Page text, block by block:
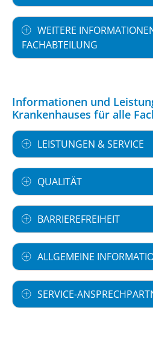
WEITERE
FACHABTEILUNG
Informationen und
Krankenhauses für alle
LEISTUNGEN & SERVICE
QUALITÄT
BARRIEREFREIHEIT
ALLGEMEINE
SERVICE-